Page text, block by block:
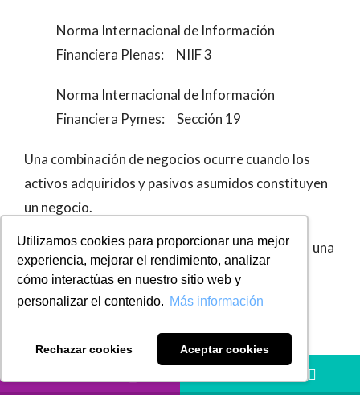
Utilizamos cookies para proporcionar una mejor
experiencia, mejorar el rendimiento, analizar
cómo interactúas en nuestro sitio web y
personalizar el contenido. Más información
Rechazar cookies Aceptar cookies
Norma Internacional de Información
Financiera Plenas: NIIF 3
Norma Internacional de Información
Financiera Pymes: Sección 19
Una combinación de negocios ocurre cuando los
activos adquiridos y pasivos asumidos constituyen
un negocio.
Si no representan un negocio, se reconoce como una
compra de activos.
a.La formación de un negocio conjunto.